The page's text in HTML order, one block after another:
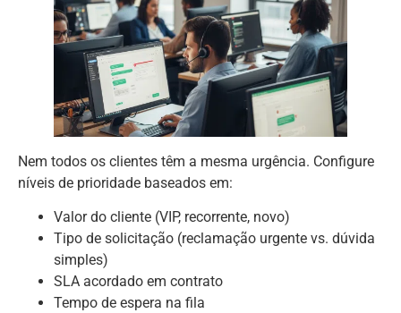
Nem todos os clientes têm a mesma urgência. Configure
níveis de prioridade baseados em:
Valor do cliente (VIP, recorrente, novo)
Tipo de solicitação (reclamação urgente vs. dúvida
simples)
SLA acordado em contrato
Tempo de espera na fila